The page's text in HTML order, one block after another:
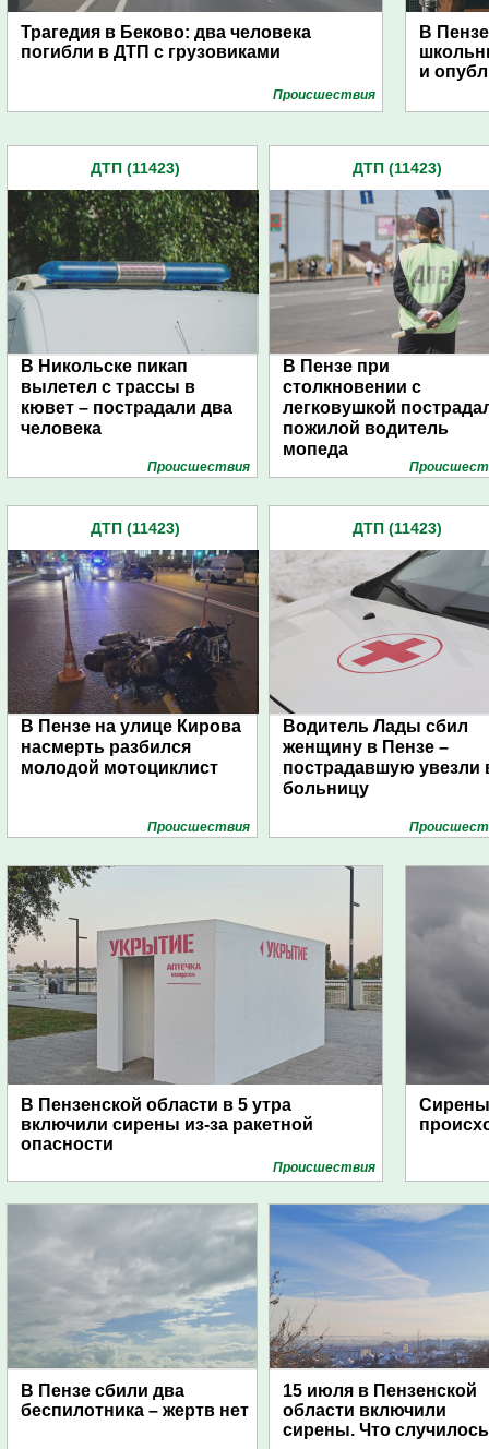
Трагедия в Беково: два человека
погибли в ДТП с грузовиками
Проиcшествия
В
и
ДТП (11423)
В Никольске пикап
вылетел с трассы в
кювет – пострадали два
человека
Проиcшествия
ДТП (11423)
В Пензе при
столкновении с
легковушкой
пожилой водитель
мопеда
ДТП (11423)
В Пензе на улице Кирова
насмерть разбился
молодой мотоциклист
Проиcшествия
ДТП (11423)
Водитель Лады сбил
женщину в Пензе –
пострадавшую увезли
больницу
В Пензенской области в 5 утра
включили сирены из-за ракетной
опасности
Проиcшествия
Сирены
В Пензе сбили два
беспилотника – жертв нет
15 июля в Пензенской
области включили
сирены. Что